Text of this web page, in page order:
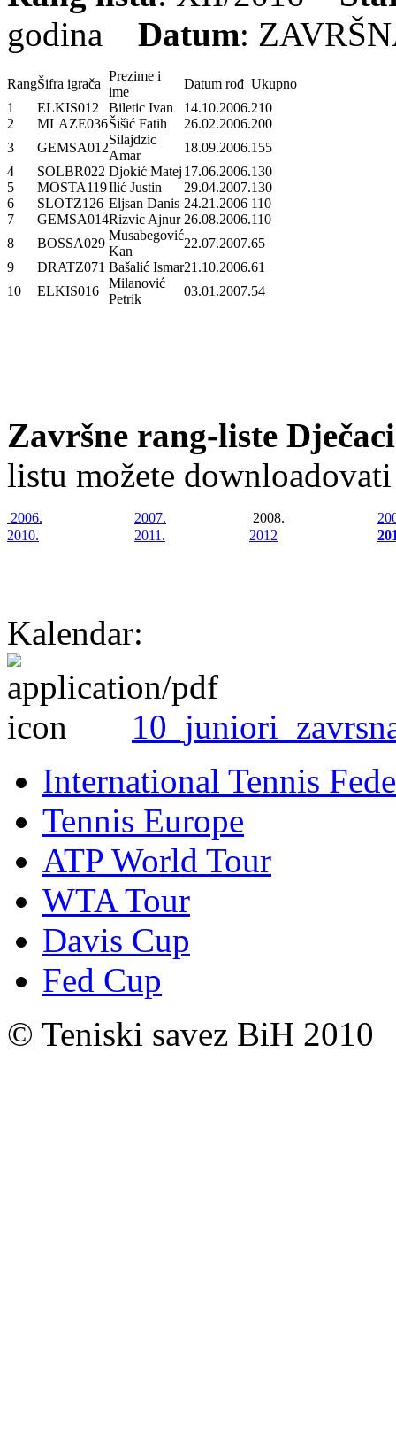
godina Datum:
RangŠifra igrača
Prezime i
ime
Datum rođ Ukupno
1
ELKIS012 Biletic Ivan 14.10.2006.210
2
MLAZE036Šišić Fatih 26.02.2006.200
3
GEMSA012
Silajdzic
Amar
18.09.2006.155
4
SOLBR022 Djokić Matej 17.06.2006.130
5
MOSTA119Ilić Justin 29.04.2007.130
6
SLOTZ126 Eljsan Danis 24.21.2006 110
7
GEMSA014Rizvic Ajnur 26.08.2006.110
8
BOSSA029
Musabegović
Kan
22.07.2007.65
9
DRATZ071 Bašalić Ismar21.10.2006.61
10
ELKIS016
Milanović
Petrik
03.01.2007.54
Završne rang-liste
listu možete
2006. 2007. 2008.
2010.
2011. 2012
Kalendar:
International Tennis
Tennis Europe
ATP World Tour
WTA Tour
Davis Cup
Fed Cup
© Teniski savez BiH 2010